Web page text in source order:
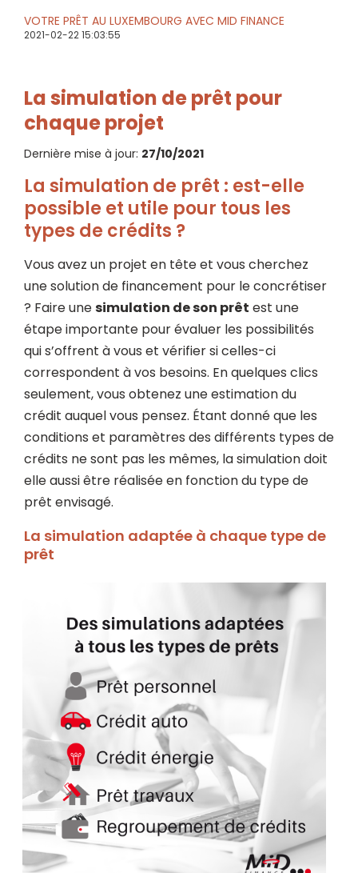
VOTRE PRÊT AU LUXEMBOURG AVEC MID FINANCE
2021-02-22 15:03:55
La simulation de prêt pour
chaque projet
Dernière mise à jour: 27/10/2021
La simulation de prêt : est-elle
possible et utile pour tous les
types de crédits ?
Vous avez un projet en tête et vous cherchez
une solution de financement pour le concrétiser
? Faire unesimulation de son prêt est une
étape importante pour évaluer les possibilités
qui s’offrent à vous et vérifier si celles-ci
correspondent à vos besoins. En quelques clics
seulement, vous obtenez une estimation du
crédit auquel vous pensez. Étant donné que les
conditions et paramètres des différents types de
crédits ne sont pas les mêmes, la simulation doit
elle aussi être réalisée en fonction du type de
prêt envisagé.
La simulation adaptée à chaque type de
prêt